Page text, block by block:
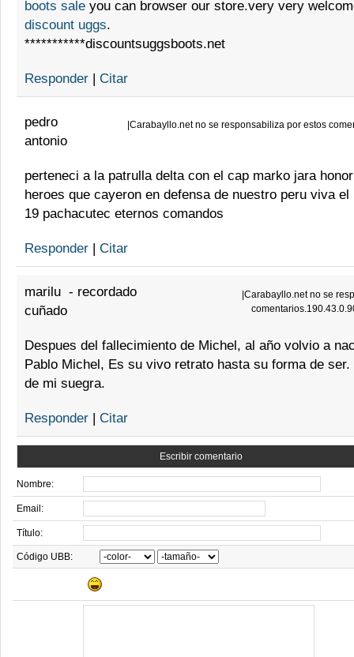
boots sale you can browser our store.very very
discount uggs.
***********discountsuggsboots.net
Responder | Citar
pedro
antonio
Carabayllo.net no se responsabiliza por estos
perteneci a la patrulla delta con el cap marko jara
heroes que cayeron en defensa de nuestro peru viva
19 pachacutec eternos comandos
Responder | Citar
marilu - recordado
cuñado
Carabayllo.net no se
Despues del fallecimiento de Michel, al año volvio a
Pablo Michel, Es su vivo retrato hasta su forma de
de mi suegra.
Responder | Citar
Escribir comentario
Nombre:
Email:
Título:
Código UBB: